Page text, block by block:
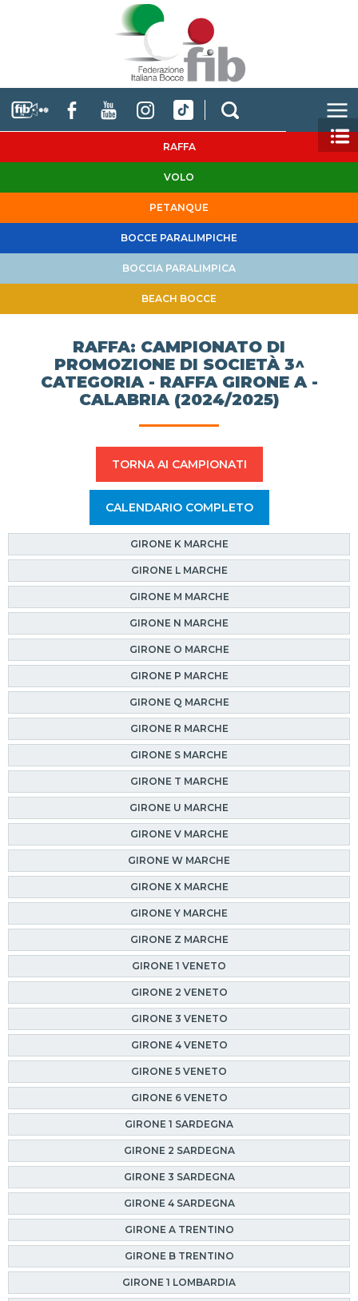
RAFFA
VOLO
PETANQUE
BOCCE PARALIMPICHE
BOCCIA PARALIMPICA
BEACH BOCCE
RAFFA: CAMPIONATO DI
PROMOZIONE DI SOCIETÀ 3^
CATEGORIA - RAFFA GIRONE A -
CALABRIA (2024/2025)
TORNA AI CAMPIONATI
CALENDARIO COMPLETO
GIRONE K MARCHE
GIRONE L MARCHE
GIRONE M MARCHE
GIRONE N MARCHE
GIRONE O MARCHE
GIRONE P MARCHE
GIRONE Q MARCHE
GIRONE R MARCHE
GIRONE S MARCHE
GIRONE T MARCHE
GIRONE U MARCHE
GIRONE V MARCHE
GIRONE W MARCHE
GIRONE X MARCHE
GIRONE Y MARCHE
GIRONE Z MARCHE
GIRONE 1 VENETO
GIRONE 2 VENETO
GIRONE 3 VENETO
GIRONE 4 VENETO
GIRONE 5 VENETO
GIRONE 6 VENETO
GIRONE 1 SARDEGNA
GIRONE 2 SARDEGNA
GIRONE 3 SARDEGNA
GIRONE 4 SARDEGNA
GIRONE A TRENTINO
GIRONE B TRENTINO
GIRONE 1 LOMBARDIA